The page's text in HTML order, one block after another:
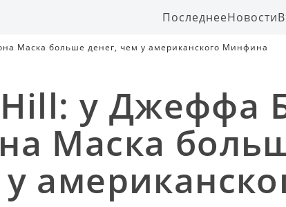
ПоследнееНовости
Маска больше денег, чем у американского Минфина
у Джеффа
Маска